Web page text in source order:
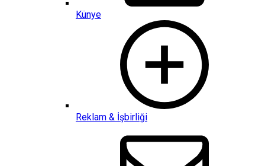
Künye
Reklam & İşbirliği